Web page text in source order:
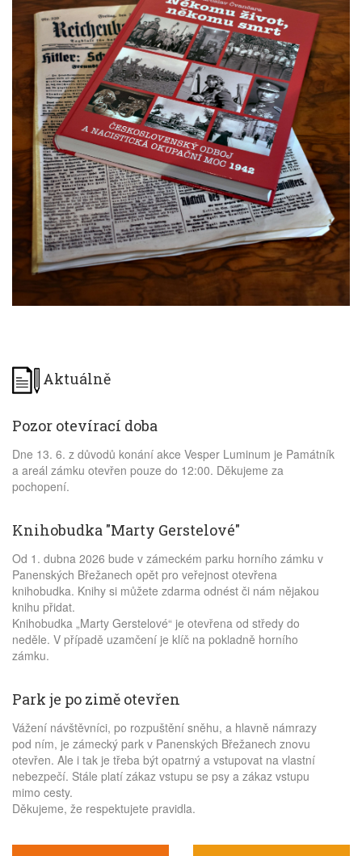
Aktuálně
Pozor otevírací doba
Dne 13. 6. z důvodů konání akce Vesper Luminum je Památník
a areál zámku otevřen pouze do 12:00. Děkujeme za
pochopení.
Knihobudka "Marty Gerstelové"
Od 1. dubna 2026 bude v zámeckém parku horního zámku v
Panenských Břežanech opět pro veřejnost otevřena
knihobudka. Knihy si můžete zdarma odnést či nám nějakou
knihu přidat.
Knihobudka „Marty Gerstelové“ je otevřena od středy do
neděle. V případě uzamčení je klíč na pokladně horního
zámku.
Park je po zimě otevřen
Vážení návštěvníci, po rozpuštění sněhu, a hlavně námrazy
pod ním, je zámecký park v Panenských Břežanech znovu
otevřen. Ale i tak je třeba být opatrný a vstupovat na vlastní
nebezpečí. Stále platí zákaz vstupu se psy a zákaz vstupu
mimo cesty.
Děkujeme, že respektujete pravidla.